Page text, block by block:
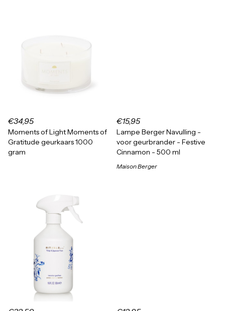
€34,95
Moments of Light Moments of
Gratitude geurkaars 1000
gram
€15,95
Lampe Berger Navulling -
voor geurbrander - Festive
Cinnamon - 500 ml
Maison Berger